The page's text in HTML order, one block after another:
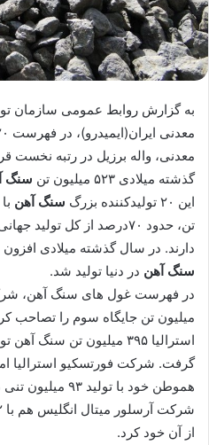
به گزارش روابط عمومی سازمان
معدنی،‌ واله برزیل در رتبه نخست
گذشته میلادی ۵۲۳ میلیون تن
سنگ
این ۲۰ تولیدکننده بزرگ
سنگ آهن
تن،‌ حدود ۷۰درصد از کل
دارند. در سال گذشته میلادی افزون بر ۳ میلیارد و ۴۱
سنگ آهن در دنیا تولید شد.
میلیون تن جایگاه سوم را تصاحب
استرالیا ۳۹۵ میلیون تن
گرفت. شرکت فورتسکیو استرالیا
هموطن خود با
از آن خود کرد.